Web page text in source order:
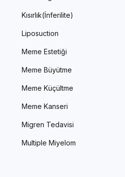
Kısırlık(İnferilite)
Liposuction
Meme Estetiği
Meme Büyütme
Meme Küçültme
Meme Kanseri
Migren Tedavisi
Multiple Miyelom